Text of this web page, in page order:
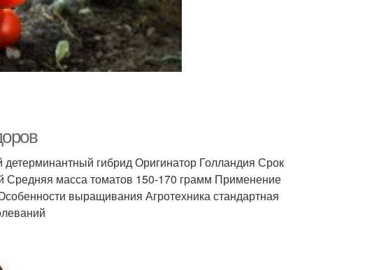
гибрид Оригинатор Голландия Срок
Средняя масса томатов 150-170 грамм Применение
выращивания Агротехника стандартная